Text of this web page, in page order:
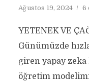
Ağustos 19, 2024
6
YETENEK VE
Günümüzde
giren yapay zeka
öğretim